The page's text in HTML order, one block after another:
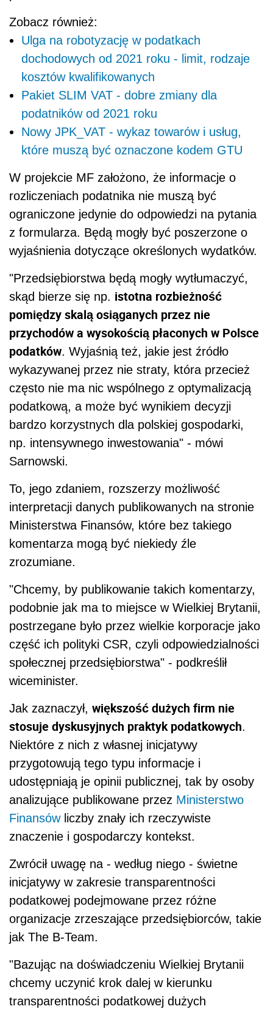
Zobacz również:
Ulga na robotyzację w podatkach
dochodowych od 2021 roku - limit, rodzaje
kosztów kwalifikowanych
Pakiet SLIM VAT - dobre zmiany dla
podatników od 2021 roku
Nowy JPK_VAT - wykaz towarów i usług,
które muszą być oznaczone kodem GTU
W projekcie MF założono, że informacje o
rozliczeniach podatnika nie muszą być
ograniczone jedynie do odpowiedzi na pytania
z formularza. Będą mogły być poszerzone o
wyjaśnienia dotyczące określonych wydatków.
"Przedsiębiorstwa będą mogły wytłumaczyć,
skąd bierze się np. istotna rozbieżność
pomiędzy skalą osiąganych przez nie
przychodów a wysokością płaconych w Polsce
podatków. Wyjaśnią też, jakie jest źródło
wykazywanej przez nie straty, która przecież
często nie ma nic wspólnego z optymalizacją
podatkową, a może być wynikiem decyzji
bardzo korzystnych dla polskiej gospodarki,
np. intensywnego inwestowania" - mówi
Sarnowski.
To, jego zdaniem, rozszerzy możliwość
interpretacji danych publikowanych na stronie
Ministerstwa Finansów, które bez takiego
komentarza mogą być niekiedy źle
zrozumiane.
"Chcemy, by publikowanie takich komentarzy,
podobnie jak ma to miejsce w Wielkiej Brytanii,
postrzegane było przez wielkie korporacje jako
część ich polityki CSR, czyli odpowiedzialności
społecznej przedsiębiorstwa" - podkreślił
wiceminister.
Jak zaznaczył, większość dużych firm nie
stosuje dyskusyjnych praktyk podatkowych.
Niektóre z nich z własnej inicjatywy
przygotowują tego typu informacje i
udostępniają je opinii publicznej, tak by osoby
analizujące publikowane przez Ministerstwo
Finansówliczby znały ich rzeczywiste
znaczenie i gospodarczy kontekst.
Zwrócił uwagę na - według niego - świetne
inicjatywy w zakresie transparentności
podatkowej podejmowane przez różne
organizacje zrzeszające przedsiębiorców, takie
jak The B-Team.
"Bazując na doświadczeniu Wielkiej Brytanii
chcemy uczynić krok dalej w kierunku
transparentności podatkowej dużych